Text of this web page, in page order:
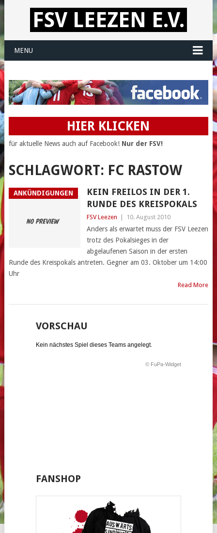
FSV LEEZEN E.V.
MENU
HIER KLICKEN
für aktuelle News auch auf Facebook! Nur der FSV!
SCHLAGWORT: FC RASTOW
ANKÜNDIGUNGEN
KEIN FREILOS IN DER 1.
RUNDE DES KREISPOKALS
FSV Leezen 10. August 2010
Anders als erwartet muss der FSV Leezen
trotz des Pokalsieges in der
abgelaufenen Saison in der ersten
Runde des Kreispokals antreten. Gegner am 03. Oktober um 14:00
Uhr
Read More
VORSCHAU
FANSHOP